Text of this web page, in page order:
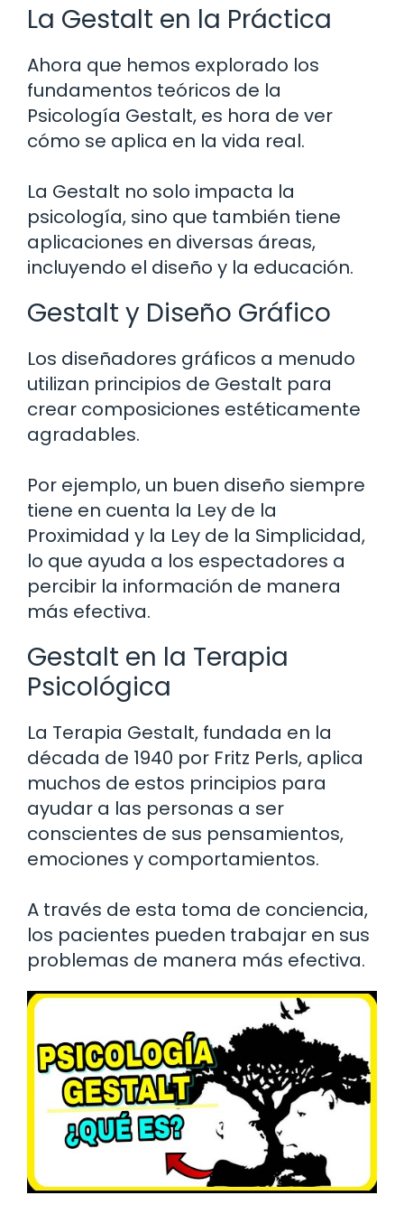
La Gestalt en la Práctica
Ahora que hemos explorado los
fundamentos teóricos de la
Psicología Gestalt, es hora de ver
cómo se aplica en la vida real.
La Gestalt no solo impacta la
psicología, sino que también tiene
aplicaciones en diversas áreas,
incluyendo el diseño y la educación.
Gestalt y Diseño Gráfico
Los diseñadores gráficos a menudo
utilizan principios de Gestalt para
crear composiciones estéticamente
agradables.
Por ejemplo, un buen diseño siempre
tiene en cuenta la Ley de la
Proximidad y la Ley de la Simplicidad,
lo que ayuda a los espectadores a
percibir la información de manera
más efectiva.
Gestalt en la Terapia
Psicológica
La Terapia Gestalt, fundada en la
década de 1940 por Fritz Perls, aplica
muchos de estos principios para
ayudar a las personas a ser
conscientes de sus pensamientos,
emociones y comportamientos.
A través de esta toma de conciencia,
los pacientes pueden trabajar en sus
problemas de manera más efectiva.